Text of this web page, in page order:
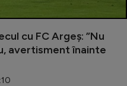
cu FC Argeș: ”Nu
avertisment înainte